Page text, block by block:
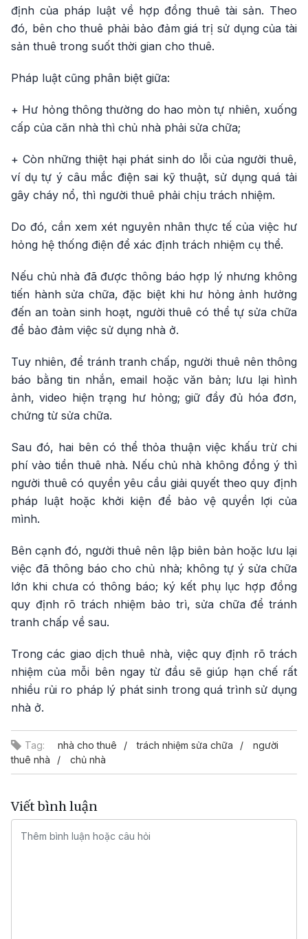
định của pháp luật về hợp đồng thuê tài sản. Theo
đó, bên cho thuê phải bảo đảm giá trị sử dụng của tài
sản thuê trong suốt thời gian cho thuê.
Pháp luật cũng phân biệt giữa:
+ Hư hỏng thông thường do hao mòn tự nhiên, xuống
cấp của căn nhà thì chủ nhà phải sửa chữa;
+ Còn những thiệt hại phát sinh do lỗi của người thuê,
ví dụ tự ý câu mắc điện sai kỹ thuật, sử dụng quá tải
gây cháy nổ, thì người thuê phải chịu trách nhiệm.
Do đó, cần xem xét nguyên nhân thực tế của việc hư
hỏng hệ thống điện để xác định trách nhiệm cụ thể.
Nếu chủ nhà đã được thông báo hợp lý nhưng không
tiến hành sửa chữa, đặc biệt khi hư hỏng ảnh hưởng
đến an toàn sinh hoạt, người thuê có thể tự sửa chữa
để bảo đảm việc sử dụng nhà ở.
Tuy nhiên, để tránh tranh chấp, người thuê nên thông
báo bằng tin nhắn, email hoặc văn bản; lưu lại hình
ảnh, video hiện trạng hư hỏng; giữ đầy đủ hóa đơn,
chứng từ sửa chữa.
Sau đó, hai bên có thể thỏa thuận việc khấu trừ chi
phí vào tiền thuê nhà. Nếu chủ nhà không đồng ý thì
người thuê có quyền yêu cầu giải quyết theo quy định
pháp luật hoặc khởi kiện để bảo vệ quyền lợi của
mình.
Bên cạnh đó, người thuê nên lập biên bản hoặc lưu lại
việc đã thông báo cho chủ nhà; không tự ý sửa chữa
lớn khi chưa có thông báo; ký kết phụ lục hợp đồng
quy định rõ trách nhiệm bảo trì, sửa chữa để tránh
tranh chấp về sau.
Trong các giao dịch thuê nhà, việc quy định rõ trách
nhiệm của mỗi bên ngay từ đầu sẽ giúp hạn chế rất
nhiều rủi ro pháp lý phát sinh trong quá trình sử dụng
nhà ở.
Tag: nhà cho thuê trách nhiệm sửa chữa
người
thuê nhà
chủ nhà
Viết bình luận